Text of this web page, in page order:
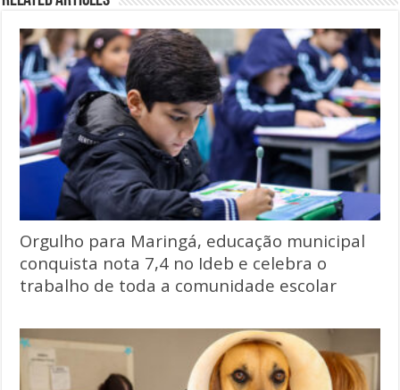
Orgulho para Maringá, educação municipal
conquista nota 7,4 no Ideb e celebra o
trabalho de toda a comunidade escolar